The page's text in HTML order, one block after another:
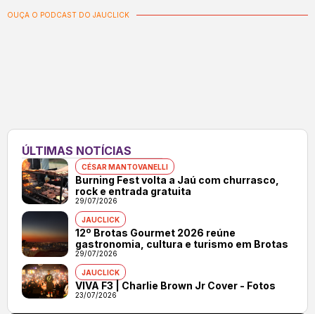
OUÇA O PODCAST DO JAUCLICK
ÚLTIMAS NOTÍCIAS
CÉSAR MANTOVANELLI
Burning Fest volta a Jaú com churrasco,
rock e entrada gratuita
29/07/2026
JAUCLICK
12º Brotas Gourmet 2026 reúne
gastronomia, cultura e turismo em Brotas
29/07/2026
JAUCLICK
VIVA F3 | Charlie Brown Jr Cover - Fotos
23/07/2026